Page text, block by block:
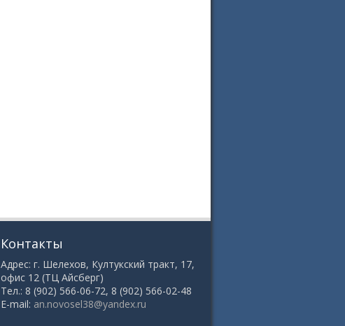
Контакты
Адрес: г. Шелехов, Култукский тракт, 17,
офис 12 (ТЦ Айсберг)
Тел.: 8 (902) 566-06-72, 8 (902) 566-02-48
E-mail: an.novosel38@yandex.ru